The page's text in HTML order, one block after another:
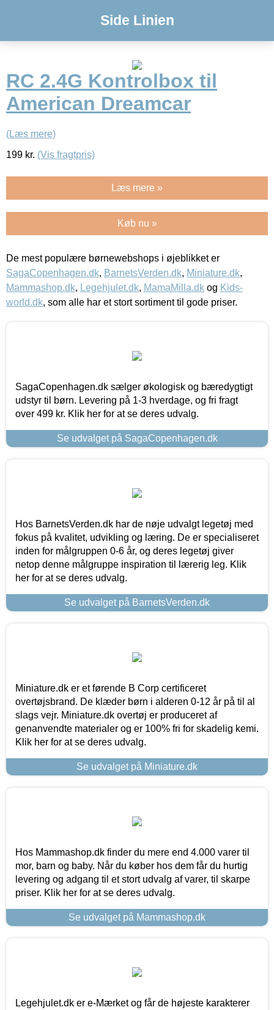
Side Linien
RC 2.4G Kontrolbox til
American Dreamcar
(Læs mere)
199 kr. (Vis fragtpris)
Læs mere »
Køb nu »
De mest populære børnewebshops i øjeblikket er
SagaCopenhagen.dk, BarnetsVerden.dk, Miniature.dk,
Mammashop.dk, Legehjulet.dk, MamaMilla.dk og Kids-
world.dk, som alle har et stort sortiment til gode priser.
SagaCopenhagen.dk sælger økologisk og bæredygtigt
udstyr til børn. Levering på 1-3 hverdage, og fri fragt
over 499 kr. Klik her for at se deres udvalg.
Se udvalget på SagaCopenhagen.dk
Hos BarnetsVerden.dk har de nøje udvalgt legetøj med
fokus på kvalitet, udvikling og læring. De er specialiseret
inden for målgruppen 0-6 år, og deres legetøj giver
netop denne målgruppe inspiration til lærerig leg. Klik
her for at se deres udvalg.
Se udvalget på BarnetsVerden.dk
Miniature.dk er et førende B Corp certificeret
overtøjsbrand. De klæder børn i alderen 0-12 år på til al
slags vejr. Miniature.dk overtøj er produceret af
genanvendte materialer og er 100% fri for skadelig kemi.
Klik her for at se deres udvalg.
Se udvalget på Miniature.dk
Hos Mammashop.dk finder du mere end 4.000 varer til
mor, barn og baby. Når du køber hos dem får du hurtig
levering og adgang til et stort udvalg af varer, til skarpe
priser. Klik her for at se deres udvalg.
Se udvalget på Mammashop.dk
Legehjulet.dk er e-Mærket og får de højeste karakterer